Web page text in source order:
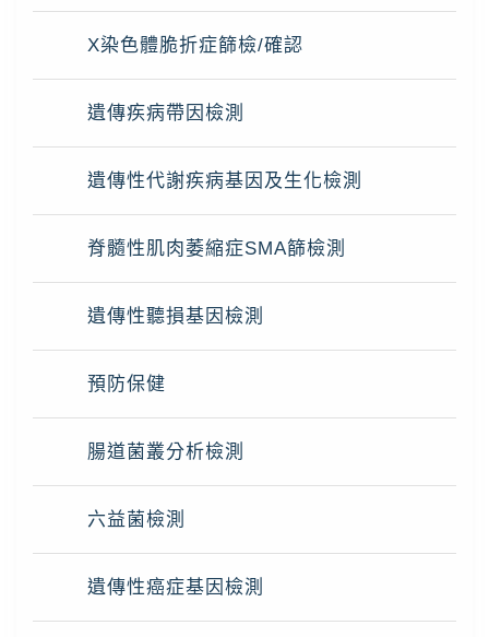
X染色體脆折症篩檢/確認
遺傳疾病帶因檢測
遺傳性代謝疾病基因及生化檢測
脊髓性肌肉萎縮症SMA篩檢測
遺傳性聽損基因檢測
預防保健
腸道菌叢分析檢測
六益菌檢測
遺傳性癌症基因檢測